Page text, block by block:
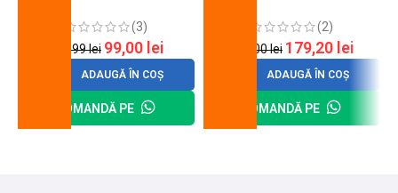
(3)
120,99lei 99,00 lei
ADAUGĂ ÎN COȘ
COMANDĂ PE
(2)
200,00lei 179,20 lei
ADAUGĂ ÎN COȘ
COMANDĂ PE